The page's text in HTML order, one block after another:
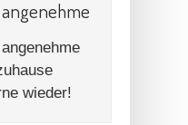
angenehme
wieder!